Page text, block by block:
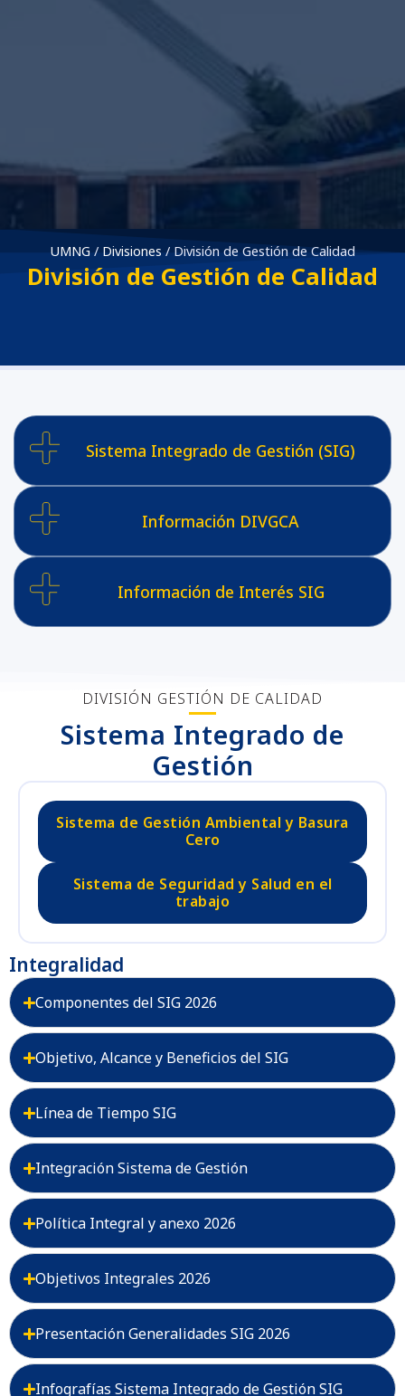
UMNG / Divisiones / División de Gestión de Calidad
División de Gestión de Calidad
Sistema Integrado de Gestión (SIG)
Información DIVGCA
Información de Interés SIG
DIVISIÓN GESTIÓN DE CALIDAD
Sistema Integrado de
Gestión
Sistema de Gestión Ambiental y Basura
Cero
Sistema de Seguridad y Salud en el
trabajo
Integralidad
Componentes del SIG 2026
Objetivo, Alcance y Beneficios del SIG
Línea de Tiempo SIG
Integración Sistema de Gestión
Política Integral y anexo 2026
Objetivos Integrales 2026
Presentación Generalidades SIG 2026
Infografías Sistema Integrado de Gestión SIG